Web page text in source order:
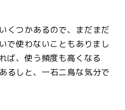
くつかあるので、まだまだ
で使わないこともありまし
ば、使う頻度も高くなる
るしと、一石二鳥な気分で